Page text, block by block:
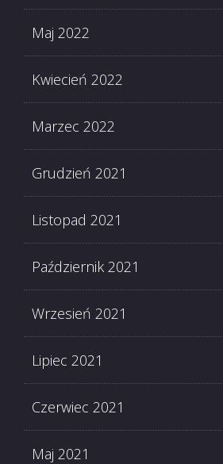
Maj 2022
Kwiecień 2022
Marzec 2022
Grudzień 2021
Listopad 2021
Październik 2021
Wrzesień 2021
Lipiec 2021
Czerwiec 2021
Maj 2021